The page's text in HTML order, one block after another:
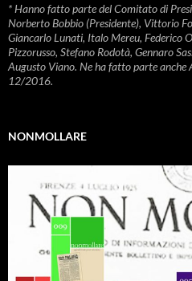
* Hanno fatto parte del Comitato di
Norberto Bobbio (Presidente), Vittorio
Giancarlo Lunati, Italo Mereu, Federico
Pizzorusso, Stefano Rodotà, Gennaro
Augusto Viano. Ne ha fatto parte
12/2016.
NONMOLLARE